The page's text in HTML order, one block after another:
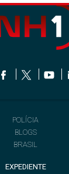
POLÍCIA
BLOGS
BRASIL
EXPEDIENTE